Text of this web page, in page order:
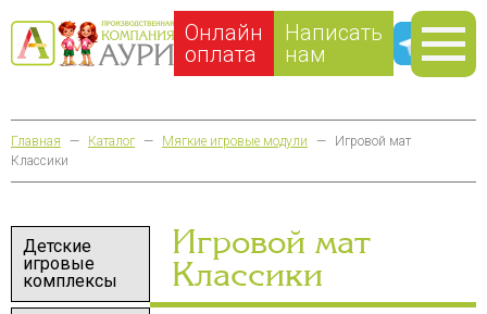
Онлайн
оплата
Написать
нам
Главная — Каталог — Мягкие игровые модули —
Игровой мат
Классики
Детские
игровые
комплексы
Игровой мат
Классики